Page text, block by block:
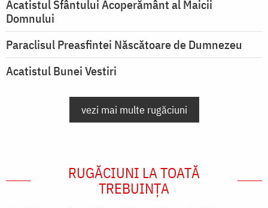
Acatistul Sfântului Acoperământ al Maicii
Domnului
Paraclisul Preasfintei Născătoare de Dumnezeu
Acatistul Bunei Vestiri
vezi mai multe rugăciuni
RUGĂCIUNI LA TOATĂ
TREBUINȚA